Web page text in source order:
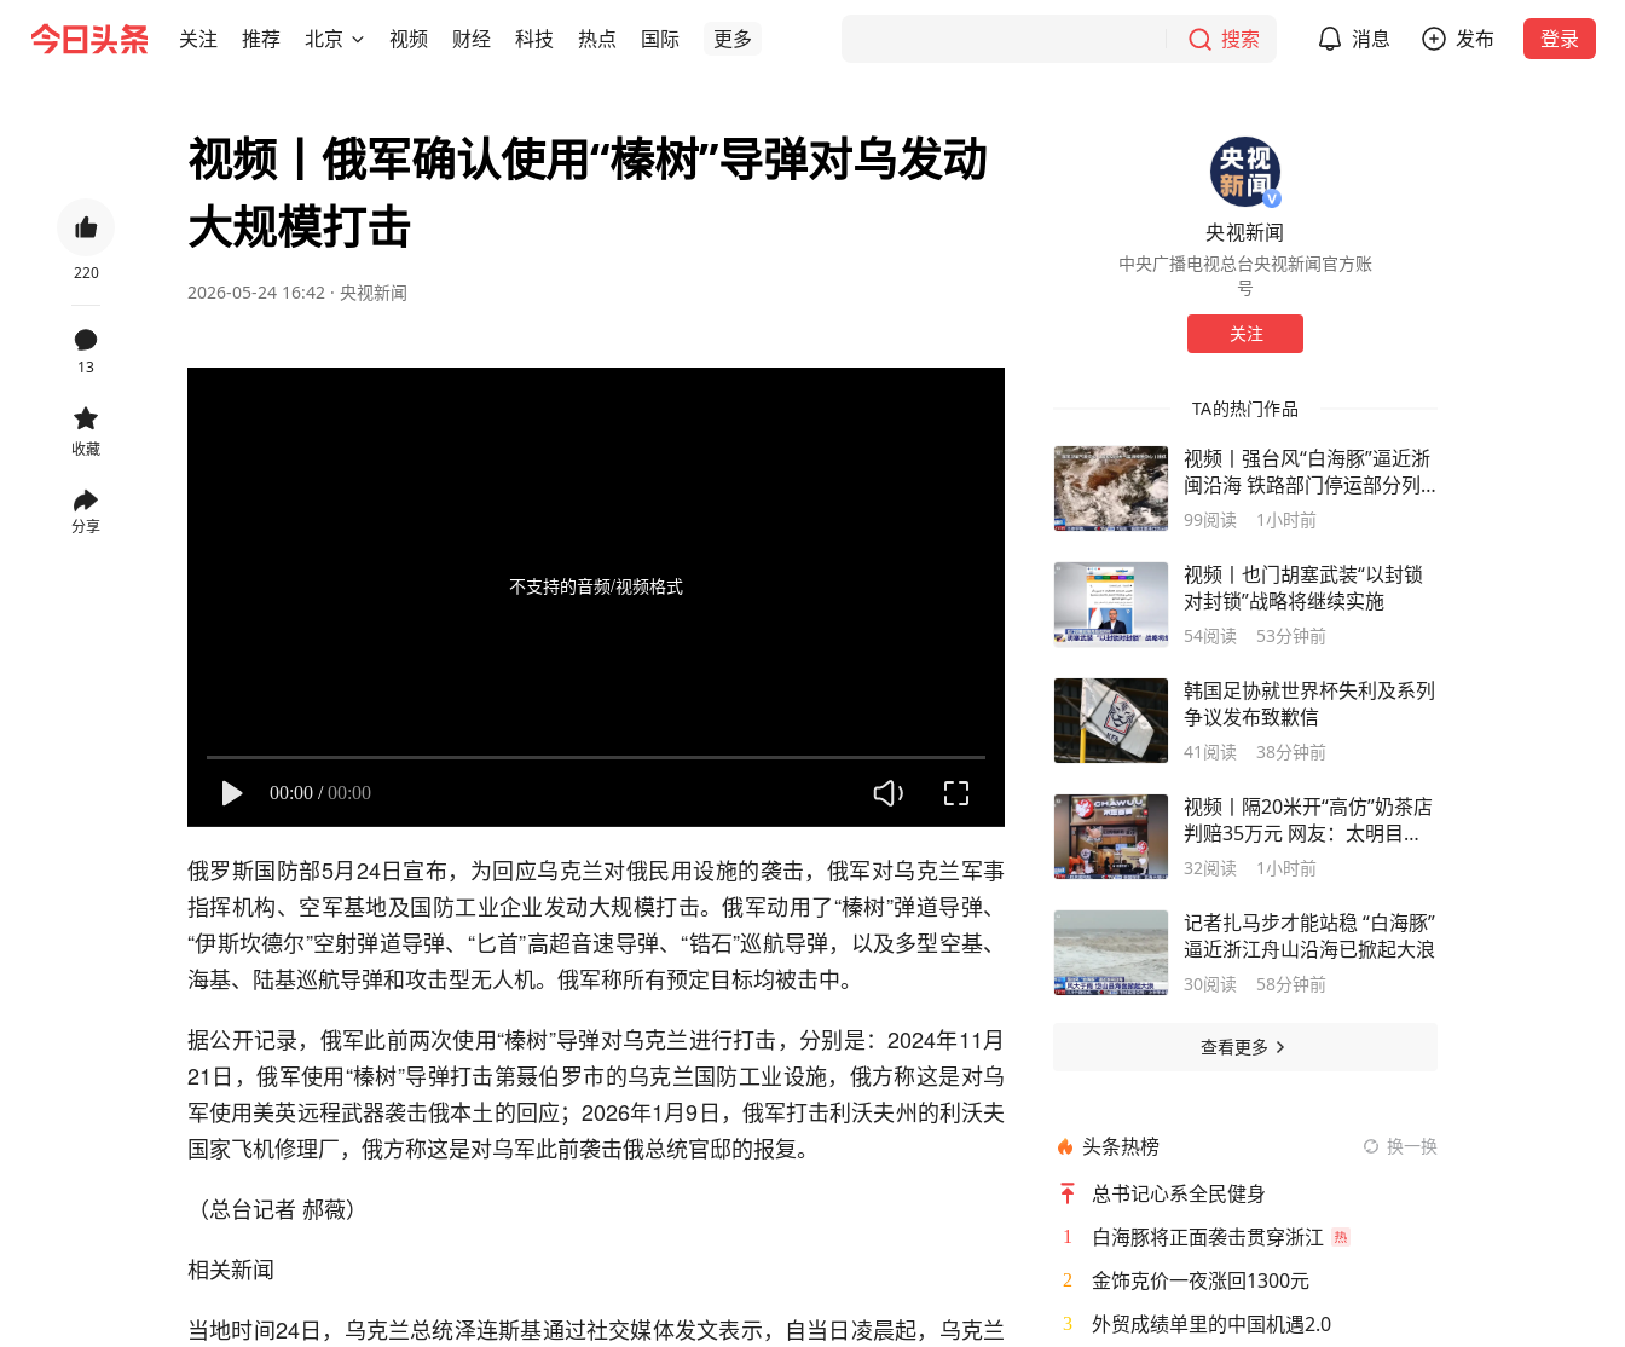
关注 推荐 北京 视频 财经 科技 热点 国际 更多 搜索 消息 发布 登录
220
13
收藏
分享
视频丨俄军确认使用“榛树”导弹对乌发动
大规模打击
2026-05-24 16:42 · 央视新闻
不支持的音频/视频格式
00:00 / 00:00
俄罗斯国防部5月24日宣布，为回应乌克兰对俄民用设施的袭击，俄军对乌克兰军事
指挥机构、空军基地及国防工业企业发动大规模打击。俄军动用了“榛树”弹道导弹、
“伊斯坎德尔”空射弹道导弹、“匕首”高超音速导弹、“锆石”巡航导弹，以及多型空基、
海基、陆基巡航导弹和攻击型无人机。俄军称所有预定目标均被击中。
据公开记录，俄军此前两次使用“榛树”导弹对乌克兰进行打击，分别是：2024年11月
21日，俄军使用“榛树”导弹打击第聂伯罗市的乌克兰国防工业设施，俄方称这是对乌
军使用美英远程武器袭击俄本土的回应；2026年1月9日，俄军打击利沃夫州的利沃夫
国家飞机修理厂，俄方称这是对乌军此前袭击俄总统官邸的报复。
（总台记者 郝薇）
相关新闻
当地时间24日，乌克兰总统泽连斯基通过社交媒体发文表示，自当日凌晨起，乌克兰
央视新闻
中央广播电视总台央视新闻官方账
号
关注
TA的热门作品
视频丨强台风“白海豚”逼近浙
闽沿海 铁路部门停运部分列
车
99阅读 1小时前
视频丨也门胡塞武装“以封锁
对封锁”战略将继续实施
54阅读 53分钟前
韩国足协就世界杯失利及系列
争议发布致歉信
41 阅读 38分钟前
视频丨隔20米开“高仿”奶茶店
判赔35万元 网友：太明目张
胆了
32阅读 1小时前
记者扎马步才能站稳 “白海豚”
逼近浙江舟山沿海已掀起大浪
30阅读 58分钟前
查看更多
头条热榜 换一换
总书记心系全民健身
1 白海豚将正面袭击贯穿浙江
2 金饰克价一夜涨回1300元
3 外贸成绩单里的中国机遇2.0